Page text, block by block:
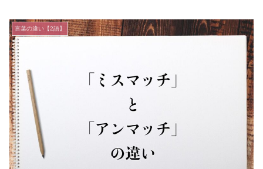
言葉の違い【2語】